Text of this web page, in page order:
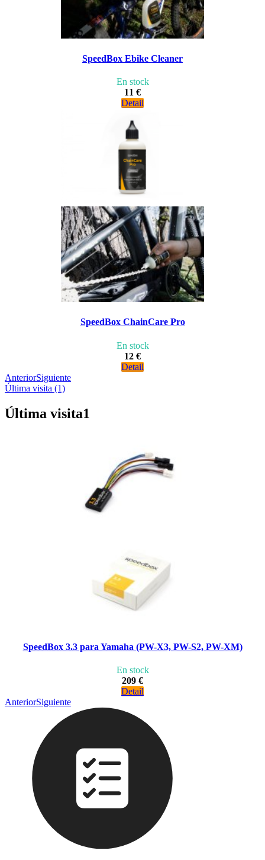
SpeedBox Ebike Cleaner
En stock
11 €
Detail
SpeedBox ChainCare Pro
En stock
12 €
Detail
AnteriorSiguiente
Última visita (1)
Última visita1
SpeedBox 3.3 para Yamaha (PW-X3, PW-S2, PW-XM)
En stock
209 €
Detail
AnteriorSiguiente